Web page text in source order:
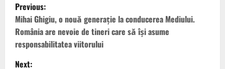
Previous:
Mihai Ghigiu, o nouă generație la conducerea Mediului.
România are nevoie de tineri care să își asume
responsabilitatea viitorului
Next: